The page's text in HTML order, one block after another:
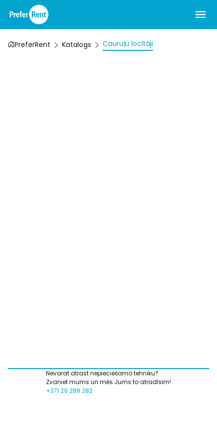
PreferRent Katalogs Cauruļu locītāji
Nevarat atrast nepieciešamo tehniku?
Zvaniet mums un mēs Jums to atradīsim!
+371 29 288 282